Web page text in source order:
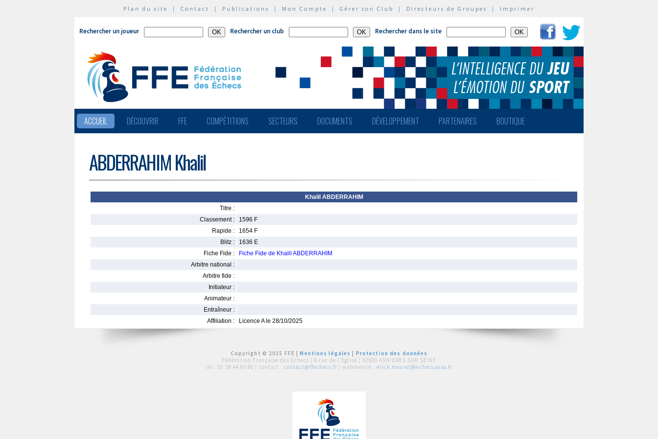
Plan du site | Contact | Publications | Mon Compte | Gérer son Club | Directeurs de Groupes | Imprimer
Rechercher un joueur Rechercher un club Rechercher dans le site
ACCUEIL DÉCOUVRIR FFE COMPÉTITIONS SECTEURS DOCUMENTS DÉVELOPPEMENT PARTENAIRES BOUTIQUE
ABDERRAHIM Khalil
Khalil ABDERRAHIM
Titre :
Classement :
1596 F
Rapide :
1654 F
Blitz :
1636 E
Fiche Fide :
Fiche Fide de Khalil ABDERRAHIM
Arbitre national :
Arbitre fide :
Initiateur :
Animateur :
Entraîneur :
Affiliation :
Licence A le 28/10/2025
Copyright © 2015 FFE |Mentions légales
Protection des données
Fédération Française des Echecs | 6 rue de l'Eglise | 92600 ASNIERES SUR SEINE
tél : 01 39 44 65 80 | contact : contact@ffechecs.fr | webmestre : erick.mouret@echecs.asso.fr